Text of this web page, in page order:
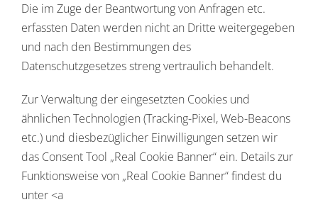
Die im Zuge der Beantwortung von Anfragen etc.
erfassten Daten werden nicht an Dritte weitergegeben
und nach den Bestimmungen des
Datenschutzgesetzes streng vertraulich behandelt.
Zur Verwaltung der eingesetzten Cookies und
ähnlichen Technologien (Tracking-Pixel, Web-Beacons
etc.) und diesbezüglicher Einwilligungen setzen wir
das Consent Tool „Real Cookie Banner“ ein. Details zur
Funktionsweise von „Real Cookie Banner“ findest du
unter <a